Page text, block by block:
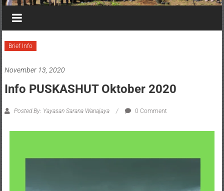
Brief Info
November 13, 2020
Info PUSKASHUT Oktober 2020
Posted By: Yayasan Sarana Wanajaya 0 Comment